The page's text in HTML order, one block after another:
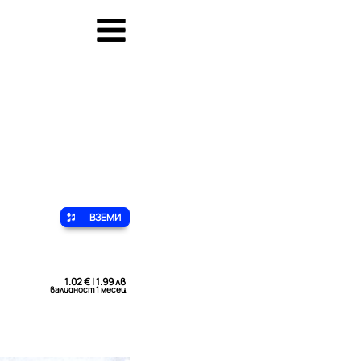
ВЗЕМИ
1.02 € | 1.99 лв
валидност 1 месец